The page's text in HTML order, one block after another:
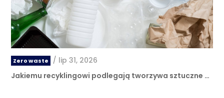
Zero waste / lip 31, 2026
Jakiemu recyklingowi podlegają tworzywa sztuczne …